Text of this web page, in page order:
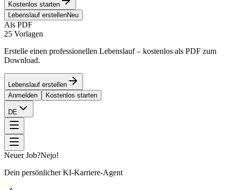
Kostenlos starten
Lebenslauf erstellenNeu
Als PDF
25 Vorlagen
Erstelle einen professionellen Lebenslauf – kostenlos als PDF zum
Download.
Lebenslauf erstellen
Anmelden
Kostenlos starten
DE
Neuer Job?Nejo!
Dein persönlicher KI-Karriere-Agent